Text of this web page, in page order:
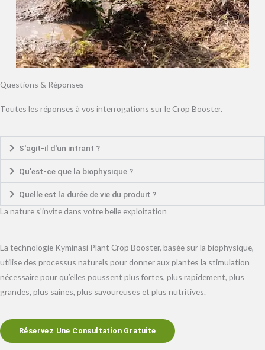
Questions & Réponses
Toutes les réponses à vos interrogations sur le Crop Booster.
S'agit-il d'un intrant ?
Qu'est-ce que la biophysique ?
Quelle est la durée de vie du produit ?
La nature s'invite dans votre belle exploitation
La technologie Kyminasi Plant Crop Booster, basée sur la biophysique,
utilise des processus naturels pour donner aux plantes la stimulation
nécessaire pour qu’elles poussent plus fortes, plus rapidement, plus
grandes, plus saines, plus savoureuses et plus nutritives.
Réservez Une Consultation Gratuite